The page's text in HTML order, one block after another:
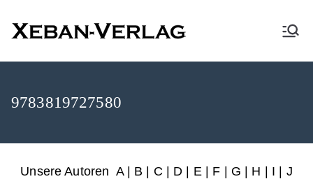
XEBAN-Verlag
9783819727580
Unsere Autoren A| B C D E| F G H I
J